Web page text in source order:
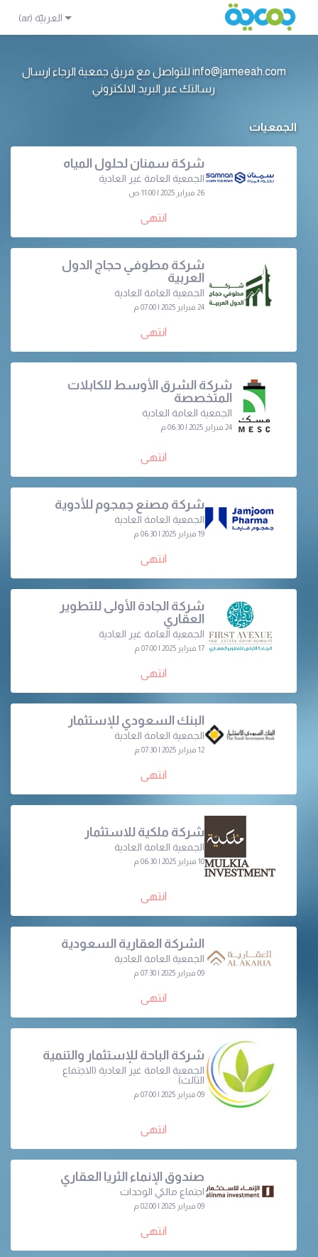
info@jameeah.com للتواصل مع فريق جمعية الرجاء ارسال
رسالتك عبر البريد الالكتروني
الجمعيات
شركة سمنان لحلول المياه
الجمعية العامة غير العادية
26 فبراير 2025 | 11:00 ص
انتهى
شركة مطوفي حجاج الدول
العربية
الجمعية العامة العادية
24 فبراير 2025 | 07:00 م
انتهى
شركة الشرق الأوسط للكابلات
المتخصصة
الجمعية العامة العادية
24 فبراير 2025 | 06:30 م
انتهى
شركة مصنع جمجوم للأدوية
الجمعية العامة العادية
19 فبراير 2025 | 06:30 م
انتهى
شركة الجادة الأولى للتطوير
العقاري
الجمعية العامة غير العادية
17 فبراير 2025 | 07:00 م
انتهى
البنك السعودي للإستثمار
الجمعية العامة العادية
12 فبراير 2025 | 07:30 م
انتهى
شركة ملكية للاستثمار
الجمعية العامة العادية
10 فبراير 2025 | 06:30 م
انتهى
الشركة العقارية السعودية
الجمعية العامة العادية
09 فبراير 2025 | 07:30 م
انتهى
شركة الباحة للإستثمار والتنمية
الجمعية العامة غير العادية (الاجتماع
الثالث)
09 فبراير 2025 | 07:00 م
انتهى
صندوق الإنماء الثريا العقاري
اجتماع مالكي الوحدات
09 فبراير 2025 | 02:00 م
انتهى